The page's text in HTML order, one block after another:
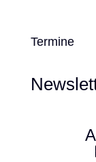
Termine